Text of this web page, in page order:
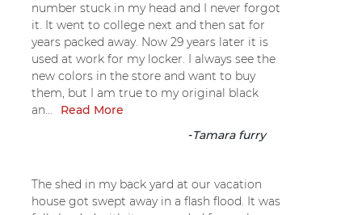
number stuck in my head and I never forgot
it. It went to college next and then sat for
years packed away. Now 29 years later it is
used at work for my locker. I always see the
new colors in the store and want to buy
them, but I am true to my original black
an...
Read More
-Tamara furry
The shed in my back yard at our vacation
house got swept away in a flash flood. It was